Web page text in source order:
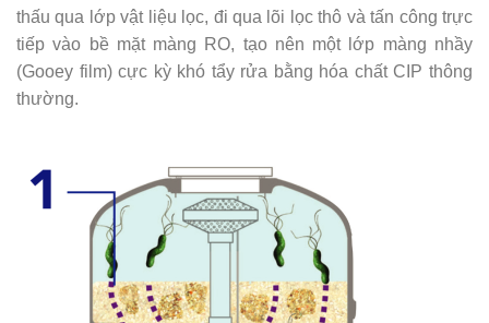
thấu qua lớp vật liệu lọc, đi qua lõi lọc thô và tấn công trực
tiếp vào bề mặt màng RO, tạo nên một lớp màng nhầy
(Gooey film) cực kỳ khó tẩy rửa bằng hóa chất CIP thông
thường.